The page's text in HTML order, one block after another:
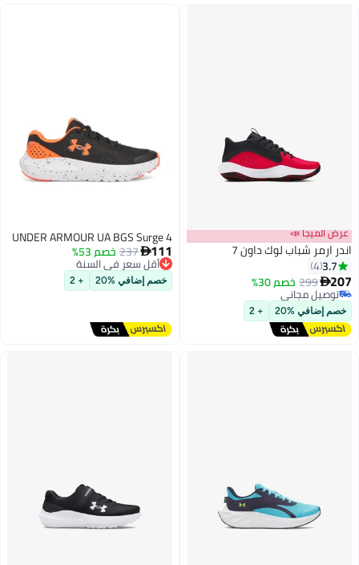
عرض الميجا 📣
اندر ارمر شباب لوك داون 7
3.7
4
207
299 خصم 30%
توصيل مجاني
توصيل مجاني
خصم إضافي %20 + 2
UNDER ARMOUR UA BGS Surge 4
111
237 خصم 53%
أقل سعر في السنة
توصيل مجاني
أقل سعر في السنة
خصم إضافي %20 + 2